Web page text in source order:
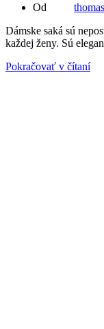
Od
Dámske saká sú
každej ženy. Sú
Pokračovať v čítaní